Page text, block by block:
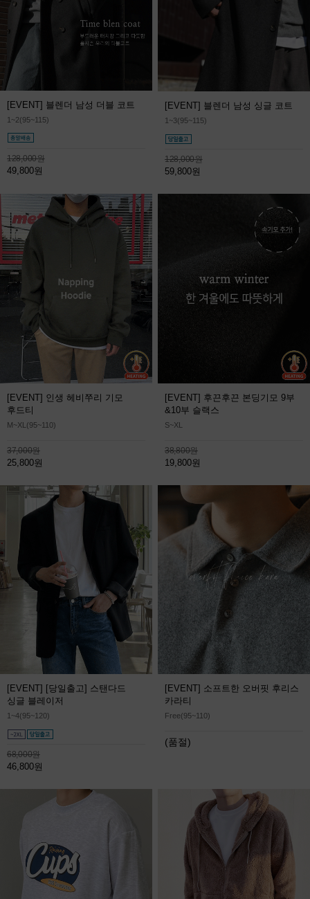
[EVENT] 블렌더 남성 더블 코트
1~2(95~115)
128,000원
49,800원
[EVENT] 블렌더 남성 싱글 코트
1~3(95~115)
128,000원
59,800원
[EVENT] 인생 헤비쭈리 기모
후드티
M~XL(95~110)
37,000원
25,800원
[EVENT] 후끈후끈 본딩기모 9부
&10부 슬랙스
S~XL
38,800원
19,800원
[EVENT] [당일출고] 스탠다드
싱글 블레이저
1~4(95~120)
68,000원
46,800원
[EVENT] 소프트한 오버핏 후리스
카라티
Free(95~110)
(품절)